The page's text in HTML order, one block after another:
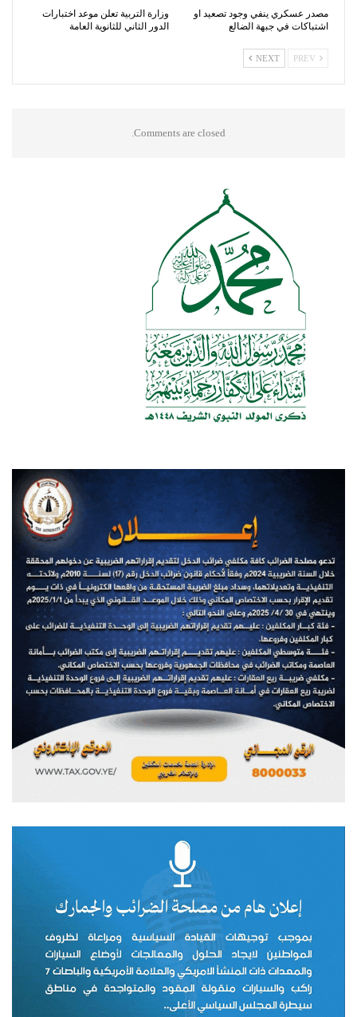
مصدر عسكري ينفي وجود تصعيد او
اشتباكات في جبهة الضالع
وزارة التربية تعلن موعد اختبارات
الدور الثاني للثانوية العامة
NEXT
Comments are closed.